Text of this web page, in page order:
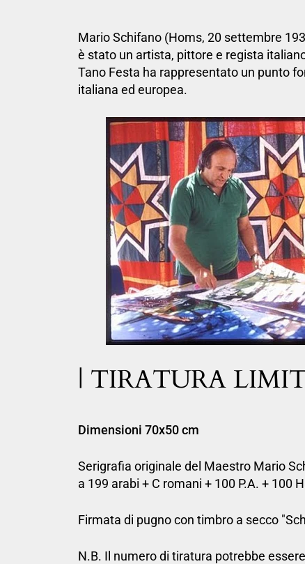
Mario Schifano (Homs, 20 settembre
è stato un artista, pittore e regista
Tano Festa ha rappresentato un punto
italiana ed europea.
| TIRATURA
Dimensioni 70x50 cm
Serigrafia originale del Maestro Mario
a 199 arabi + C romani + 100 P.A. + 100
Firmata di pugno con timbro a secco
N.B. Il numero di tiratura potrebbe